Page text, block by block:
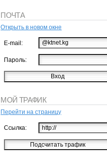
ПОЧТА
Открыть в новом окне
E-mail:
Пароль:
МОЙ ТРАФИК
Перейти на страницу
Ссылка: